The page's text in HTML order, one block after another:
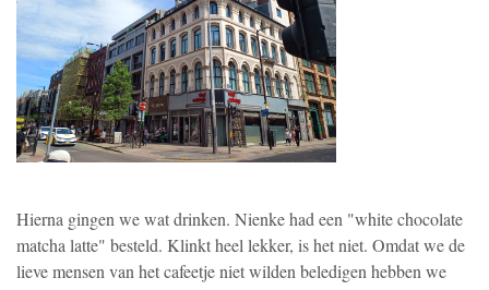
Hierna gingen we wat drinken. Nienke had een "white chocolate
matcha latte" besteld. Klinkt heel lekker, is het niet. Omdat we de
lieve mensen van het cafeetje niet wilden beledigen hebben we